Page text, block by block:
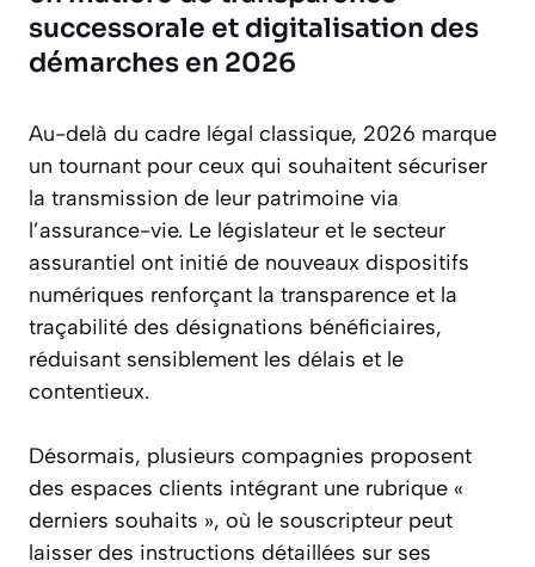
successorale et digitalisation des
démarches en 2026
Au-delà du cadre légal classique, 2026 marque
un tournant pour ceux qui souhaitent sécuriser
la transmission de leur patrimoine via
l’assurance-vie. Le législateur et le secteur
assurantiel ont initié de nouveaux dispositifs
numériques renforçant la transparence et la
traçabilité des désignations bénéficiaires,
réduisant sensiblement les délais et le
contentieux.
Désormais, plusieurs compagnies proposent
des espaces clients intégrant une rubrique «
derniers souhaits », où le souscripteur peut
laisser des instructions détaillées sur ses